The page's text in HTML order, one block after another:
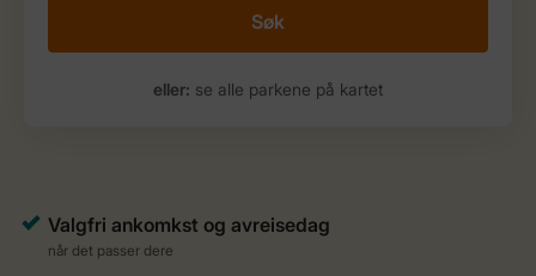
Søk
eller: se alle parkene på kartet